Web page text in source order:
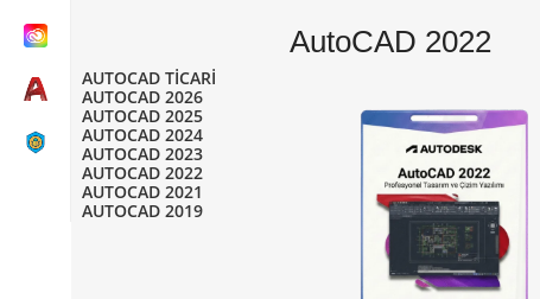
AUTOCAD TICARI
AUTOCAD 2026
AUTOCAD 2025
AUTOCAD 2024
AUTOCAD 2023
AUTOCAD 2022
AUTOCAD 2021
AUTOCAD 2019
AutoCAD 2022